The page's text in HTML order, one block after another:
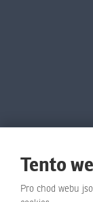
Tento
Pro chod webu